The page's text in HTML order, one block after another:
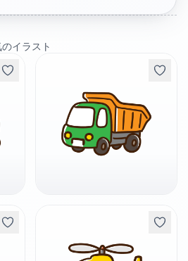
イラスト